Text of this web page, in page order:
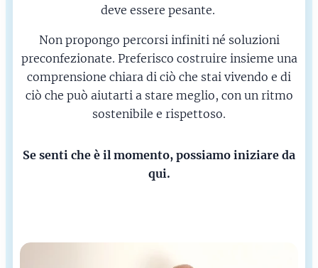
deve essere pesante.
Non propongo percorsi infiniti né soluzioni
preconfezionate. Preferisco costruire insieme una
comprensione chiara di ciò che stai vivendo e di
ciò che può aiutarti a stare meglio, con un ritmo
sostenibile e rispettoso.
Se senti che è il momento, possiamo iniziare da
qui.